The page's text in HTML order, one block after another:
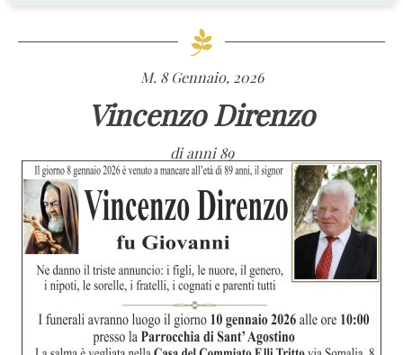
M. 8 Gennaio, 2026
Vincenzo Direnzo
di anni 89